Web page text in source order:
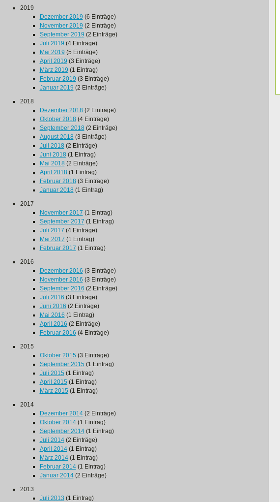
2019
Dezember 2019 (6 Einträge)
November 2019 (2 Einträge)
September 2019 (2 Einträge)
Juli 2019 (4 Einträge)
Mai 2019 (5 Einträge)
April 2019 (3 Einträge)
März 2019 (1 Eintrag)
Februar 2019 (3 Einträge)
Januar 2019 (2 Einträge)
2018
Dezember 2018(2 Einträge)
Oktober 2018(4 Einträge)
September 2018(2 Einträge)
August 2018(3 Einträge)
Juli 2018(2 Einträge)
Juni 2018(1 Eintrag)
Mai 2018(2 Einträge)
April 2018(1 Eintrag)
Februar 2018(3 Einträge)
Januar 2018(1 Eintrag)
2017
November 2017 (1 Eintrag)
September 2017 (1 Eintrag)
Juli 2017 (4 Einträge)
Mai 2017 (1 Eintrag)
Februar 2017 (1 Eintrag)
2016
Dezember 2016 (3 Einträge)
November 2016 (3 Einträge)
September 2016 (2 Einträge)
Juli 2016 (3 Einträge)
Juni 2016 (2 Einträge)
Mai 2016 (1 Eintrag)
April 2016 (2 Einträge)
Februar 2016 (4 Einträge)
2015
Oktober 2015 (3 Einträge)
September 2015 (1 Eintrag)
Juli 2015 (1 Eintrag)
April 2015 (1 Eintrag)
März 2015 (1 Eintrag)
2014
Dezember 2014(2 Einträge)
Oktober 2014(1 Eintrag)
September 2014(1 Eintrag)
Juli 2014(2 Einträge)
April 2014(1 Eintrag)
März 2014(1 Eintrag)
Februar 2014(1 Eintrag)
Januar 2014(2 Einträge)
2013
Juli 2013 (1 Eintrag)